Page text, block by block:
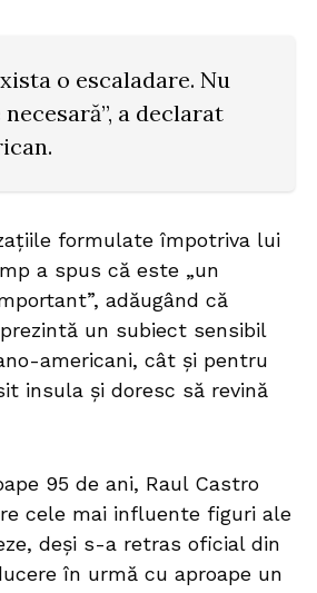
o escaladare. Nu
a declarat
formulate împotriva lui
a spus că este „un
adăugând că
un subiect sensibil
americani, cât și pentru
insula și doresc să revină
95 de ani, Raul Castro
cele mai influente figuri ale
deși s-a retras oficial din
în urmă cu aproape un